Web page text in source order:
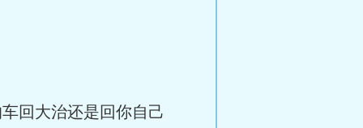
回大治还是回你自己